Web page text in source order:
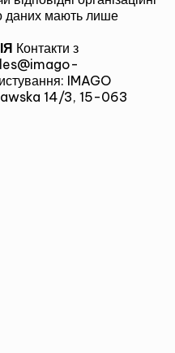
даних мають лише
Контакти з
IMAGO
14/3, 15-063